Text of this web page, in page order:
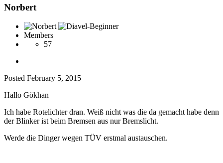
Norbert
Members
57
Posted February 5, 2015
Hallo Gökhan
Ich habe Rotelichter dran. Weiß nicht was die da gemacht habe denn
der Blinker ist beim Bremsen aus nur Bremslicht.
Werde die Dinger wegen TÜV erstmal austauschen.